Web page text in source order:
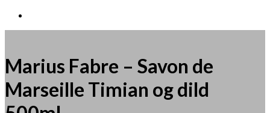
Marius Fabre – Savon de
Marseille Timian og dild